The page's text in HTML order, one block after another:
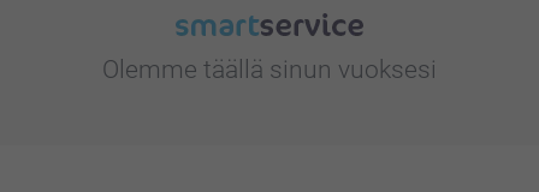
Olemme täällä sinun vuoksesi